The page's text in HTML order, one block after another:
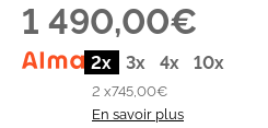
1 490,00€
2x 3x 4x 10x
2 x745,00€
En savoir plus